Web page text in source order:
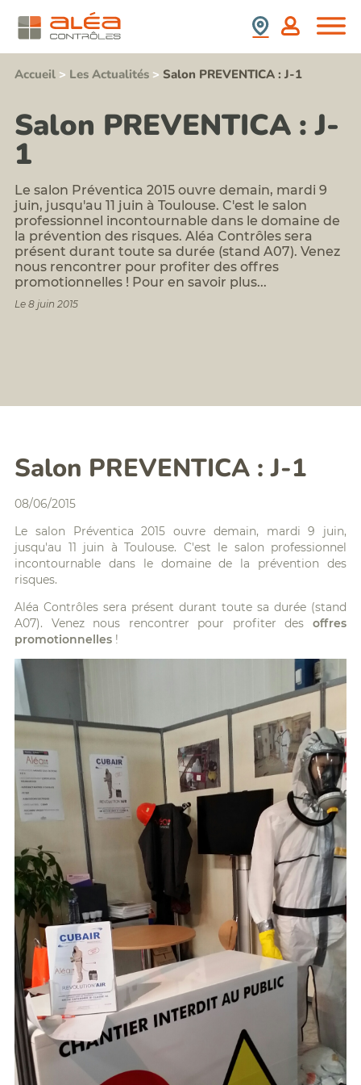
d'amiante
Contrôle
de
présence
après
travaux
termites
démolition
Repérages
amiante
et
HAP
avant
travaux
sur
enrobés
Analyse
Qualité
l'Air
Intérieur
(QAI)
Diagnostic
radon
Diagnostics
Déchets
PEMD
prix,
Formation
au
risque
amiante
pour
acteurs
du
BTP
Formation
risque
plomb
Formation
silice
Planning
des
Politique
Nous
Rejoindre
Stagiaires,
Partenaires,
Aléa
Contrôles
Valeurs
Contact
Notre
politique
RSE
France
Espagne
Accueil > Les Actualités > Salon PREVENTICA : J-1
Salon PREVENTICA : J-
1
Le salon Préventica 2015 ouvre demain, mardi 9
juin, jusqu'au 11 juin à Toulouse. C'est le salon
professionnel incontournable dans le domaine de
la prévention des risques. Aléa Contrôles sera
présent durant toute sa durée (stand A07). Venez
nous rencontrer pour profiter des offres
promotionnelles ! Pour en savoir plus...
Le 8 juin 2015
Salon PREVENTICA : J-1
08/06/2015
Le salon Préventica 2015 ouvre demain, mardi 9 juin,
jusqu'au 11 juin à Toulouse. C'est le salon professionnel
incontournable dans le domaine de la prévention des
risques.
Aléa Contrôles sera présent durant toute sa durée (stand
A07). Venez nous rencontrer pour profiter des offres
promotionnelles !